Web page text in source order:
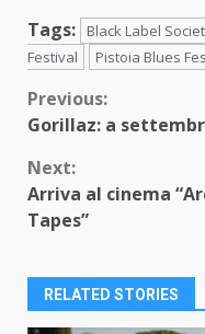
Tags:
Black Label
Festival
Pistoia Blues
Continue
Previous:
Gorillaz: a
Next:
Arriva al cinema
Tapes”
RELATED STORIES